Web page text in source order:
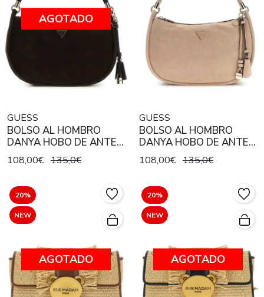
AGOTADO
GUESS
BOLSO AL HOMBRO
DANYA HOBO DE ANTE
EXPRESSO
108,00€ 135,0€
GUESS
BOLSO AL HOMBRO
DANYA HOBO DE ANTE
TAUPE
108,00€ 135,0€
20%
NEW
AGOTADO
20%
NEW
AGOTADO